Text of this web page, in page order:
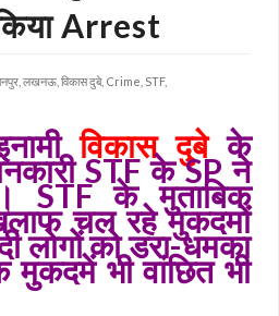
Arrest
लखनऊ, विकास दुबे, Crime, STF,
विकास दुबे के
STF के SP ने
STF के मुताबिक
चल रहे मुकदमों
लोगों को डरा-धमका
मुकदमें भी वांछित भी